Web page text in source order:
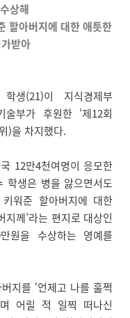
상해
할아버지에 대한 애틋한
받아
생(21)이 지식경제부
술부가 후원한 ‘제12회
)을 차지했다.
12만4천여명이 응모한
학생은 병을 앓으면서도
워준 할아버지에 대한
께’라는 편지로 대상인
원을 수상하는 영예를
지를 ‘언제고 나를 훌쩍
어릴 적 일찍 떠나신